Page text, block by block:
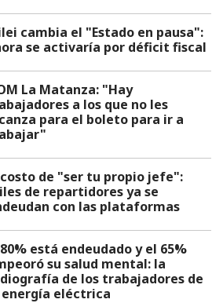
cambia el "Estado en pausa":
se activaría por déficit fiscal
La Matanza: "Hay
a los que no les
para el boleto para ir a
costo de "ser tu propio jefe":
de repartidores ya se
con las plataformas
80% está endeudado y el 65%
su salud mental: la
de los trabajadores de
eléctrica